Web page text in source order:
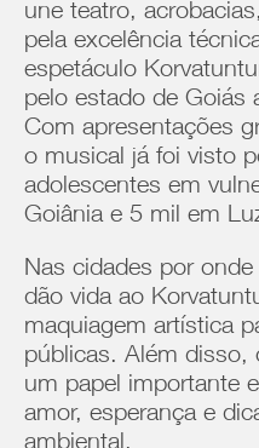
une teatro,
pela excelência
espetáculo
pelo estado de Goiás
Com apresentações
o musical já foi visto
adolescentes em
Goiânia e 5 mil em
Nas cidades por
dão vida ao
maquiagem artística
públicas. Além disso,
um papel importante
amor, esperança e